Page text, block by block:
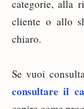
categorie, alla
cliente o allo
chiaro.
Se vuoi
consultare il